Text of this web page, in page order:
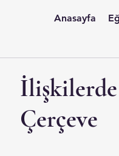
Anasayfa
Çerçeve